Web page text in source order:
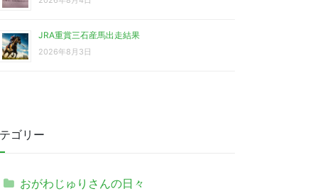
JRA重賞三石産馬出走結果
2026年8月3日
ゴリー
おがわじゅりさんの日々